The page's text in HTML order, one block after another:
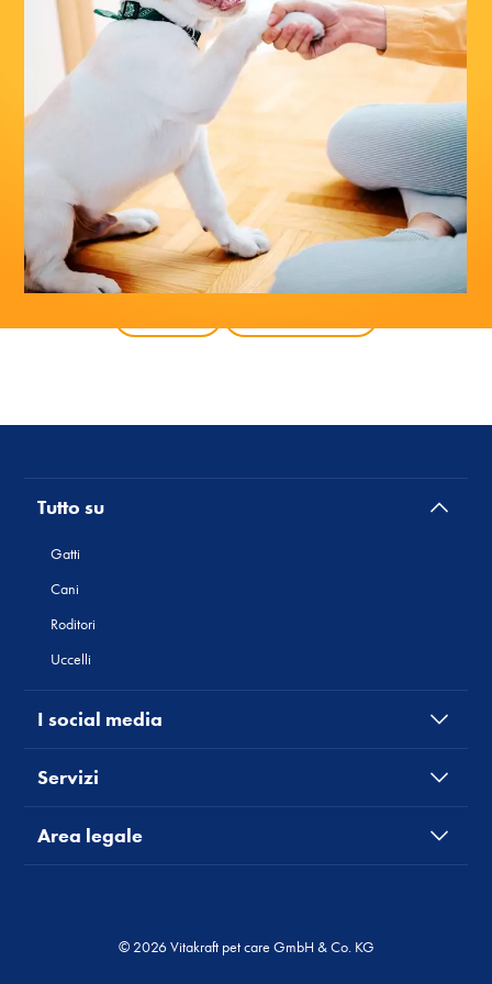
Tutto su
Gatti
Cani
Roditori
Uccelli
I social media
Servizi
Area legale
© 2026 Vitakraft pet care GmbH & Co. KG